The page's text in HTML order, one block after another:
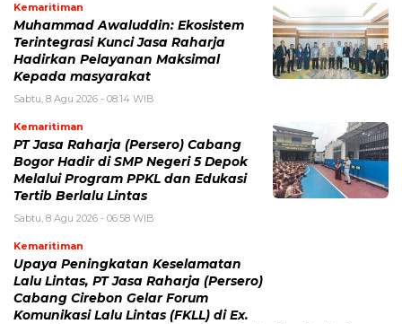
Kemaritiman
Muhammad Awaluddin: Ekosistem
Terintegrasi Kunci Jasa Raharja
Hadirkan Pelayanan Maksimal
Kepada masyarakat
Sabtu, 8 Agu 2026 - 08:14 WIB
Kemaritiman
PT Jasa Raharja (Persero) Cabang
Bogor Hadir di SMP Negeri 5 Depok
Melalui Program PPKL dan Edukasi
Tertib Berlalu Lintas
Sabtu, 8 Agu 2026 - 06:58 WIB
Kemaritiman
Upaya Peningkatan Keselamatan
Lalu Lintas, PT Jasa Raharja (Persero)
Cabang Cirebon Gelar Forum
Komunikasi Lalu Lintas (FKLL) di Ex.